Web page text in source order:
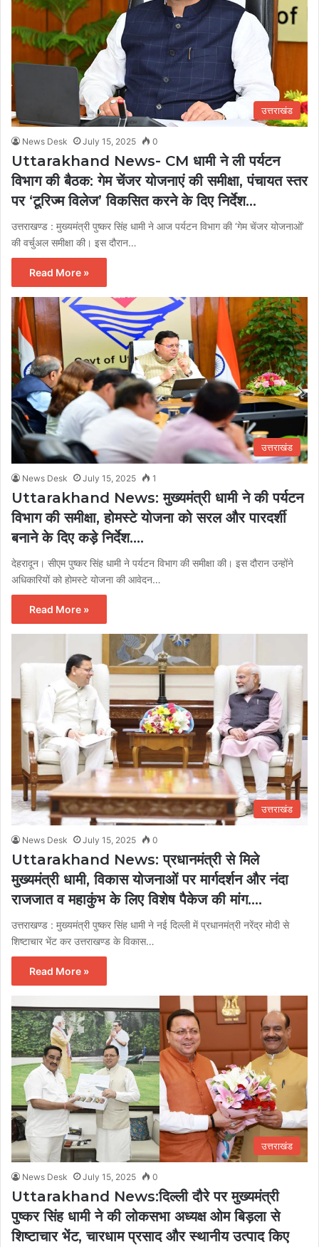
उत्तराखंड
News Desk July 15, 2025 0
Uttarakhand News- CM धामी ने ली पर्यटन
विभाग की बैठक: गेम चेंजर योजनाएं की समीक्षा, पंचायत स्तर
पर ‘टूरिज्म विलेज’ विकसित करने के दिए निर्देश…
उत्तराखण्ड : मुख्यमंत्री पुष्कर सिंह धामी ने आज पर्यटन विभाग की ‘गेम चेंजर योजनाओं’
की वर्चुअल समीक्षा की। इस दौरान…
Read More »
उत्तराखंड
News Desk July 15, 2025 1
Uttarakhand News: मुख्यमंत्री धामी ने की पर्यटन
विभाग की समीक्षा, होमस्टे योजना को सरल और पारदर्शी
बनाने के दिए कड़े निर्देश….
देहरादून। सीएम पुष्कर सिंह धामी ने पर्यटन विभाग की समीक्षा की। इस दौरान उन्होंने
अधिकारियों को होमस्टे योजना की आवेदन…
Read More »
उत्तराखंड
News Desk July 15, 2025 0
Uttarakhand News: प्रधानमंत्री से मिले
मुख्यमंत्री धामी, विकास योजनाओं पर मार्गदर्शन और नंदा
राजजात व महाकुंभ के लिए विशेष पैकेज की मांग….
उत्तराखण्ड : मुख्यमंत्री पुष्कर सिंह धामी ने नई दिल्ली में प्रधानमंत्री नरेंद्र मोदी से
शिष्टाचार भेंट कर उत्तराखण्ड के विकास…
Read More »
उत्तराखंड
News Desk July 15, 2025 0
Uttarakhand News:दिल्ली दौरे पर मुख्यमंत्री
पुष्कर सिंह धामी ने की लोकसभा अध्यक्ष ओम बिड़ला से
शिष्टाचार भेंट, चारधाम प्रसाद और स्थानीय उत्पाद किए